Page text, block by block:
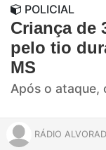
POLICIAL
Criança de
pelo tio
MS
Após o ataque,
RÁDIO